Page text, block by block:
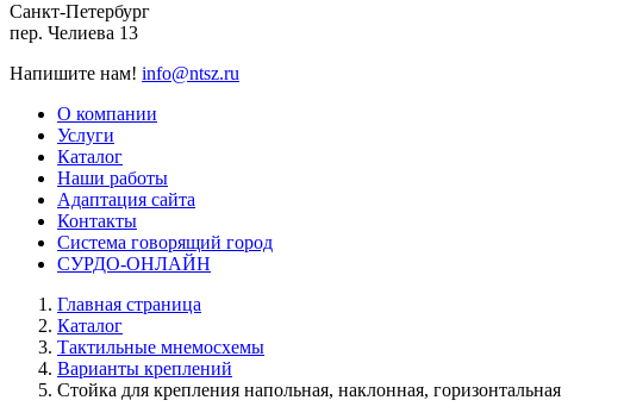
Санкт-Петербург
пер. Челиева 13
Напишите нам! info@ntsz.ru
О компании
Услуги
Каталог
Наши работы
Адаптация сайта
Контакты
Система говорящий город
СУРДО-ОНЛАЙН
Главная страница
Каталог
Тактильные мнемосхемы
Варианты креплений
Стойка для крепления напольная, наклонная, горизонтальная